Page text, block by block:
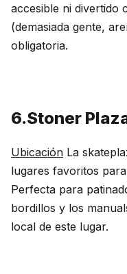
accesible ni divertido
(demasiada gente,
obligatoria.
6.Stoner
Ubicación La
lugares favoritos
Perfecta para
bordillos y los
local de este lugar.